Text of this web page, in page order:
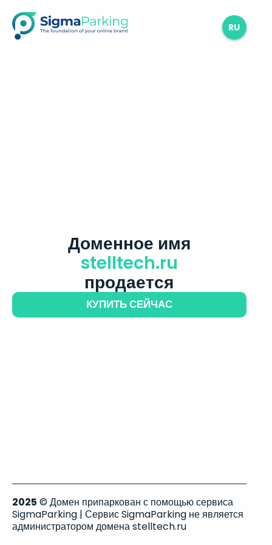
RU
Доменное имя
stelltech.ru
продается
КУПИТЬ СЕЙЧАС
2025 © Домен припаркован с помощью сервиса
SigmaParking | Сервис SigmaParking не является
администратором домена stelltech.ru